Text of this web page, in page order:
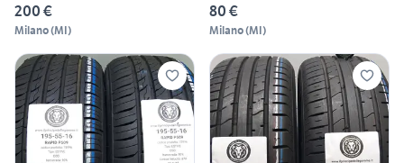
200 €
Milano(MI)
80 €
Milano(MI)